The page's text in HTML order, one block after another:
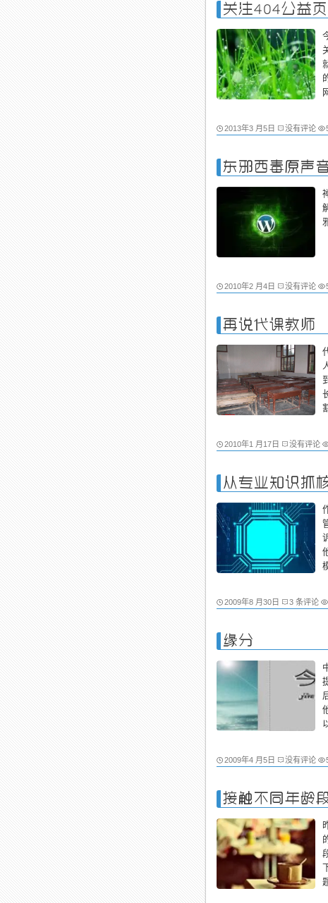
关注404公益
2013年3 月5日 没有评论
东邪西毒原声
2010年2 月4日 没有评论
再说代课教师
2010年1 月17日 没有评论
从专业知识抓
2009年8 月30日 3 条评论
缘分
2009年4 月5日 没有评论
接触不同年龄